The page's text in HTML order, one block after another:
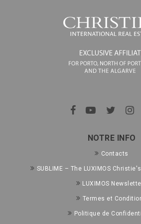
NOTRE INFO
Contacts
SUBLIME – The LUXIMOS
LUXIMOS
Termes et
Politique de